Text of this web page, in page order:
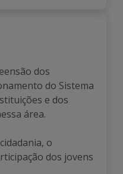
dos
do Sistema
e dos
área.
o
dos jovens